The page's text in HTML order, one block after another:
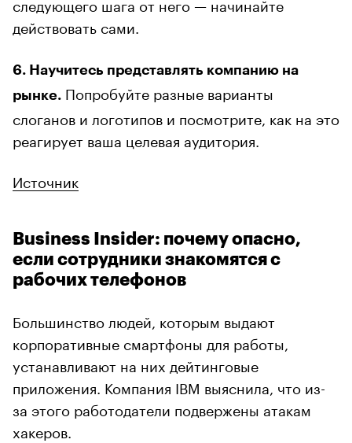
действовать сами.
6. Научитесь представлять компанию на
рынке. Попробуйте разные варианты
слоганов и логотипов и посмотрите, как на это
реагирует ваша целевая аудитория.
Источник
Business Insider: почему опасно,
если сотрудники знакомятся с
рабочих телефонов
Большинство людей, которым выдают
корпоративные смартфоны для работы,
устанавливают на них дейтинговые
приложения. Компания IBM выяснила, что из-
за этого работодатели подвержены атакам
хакеров.